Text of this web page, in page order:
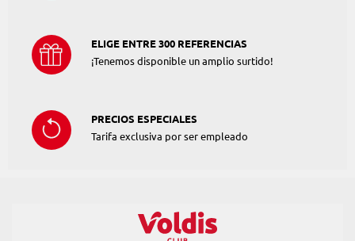
ELIGE ENTRE 300 REFERENCIAS
¡Tenemos disponible un amplio surtido!
PRECIOS ESPECIALES
Tarifa exclusiva por ser empleado